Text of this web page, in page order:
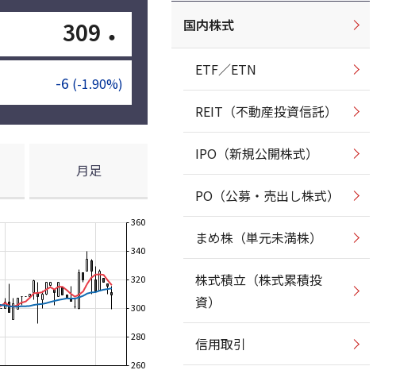
309 ・
-6 (-1.90%)
月足
260
280
300
320
340
360
国内株式
ETF／ETN
REIT（不動産投資信託）
IPO（新規公開株式）
PO（公募・売出し株式）
まめ株（単元未満株）
株式積立（株式累積投
資）
信用取引